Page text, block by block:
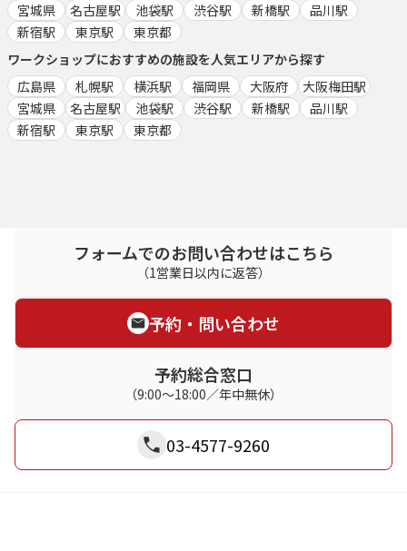
宮城県
名古屋駅 池袋駅 渋谷駅 新橋駅
品川駅
新宿駅
東京駅
東京都
ワークショップにおすすめの施設を人気エリアから探す
広島県
札幌駅 横浜駅 福岡県 大阪府
大阪梅田駅
宮城県
名古屋駅 池袋駅 渋谷駅 新橋駅
品川駅
新宿駅
東京駅 東京都
フォームでのお問い合わせはこちら
（1営業日以内に返答）
予約・問い合わせ
予約総合窓口
（9:00～18:00／年中無休）
03-4577-9260